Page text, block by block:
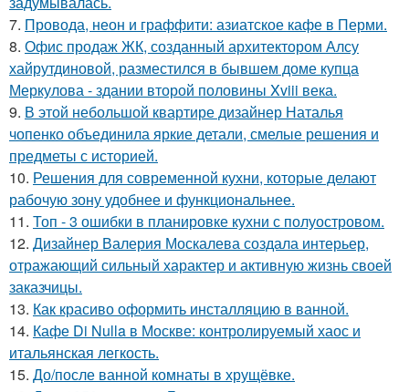
7. Провода, неон и граффити: азиатское кафе в Перми.
8. Офис продаж ЖК, созданный архитектором Алсу
хайрутдиновой, разместился в бывшем доме купца
Меркулова - здании второй половины Xviii века.
9. В этой небольшой квартире дизайнер Наталья
чопенко объединила яркие детали, смелые решения и
предметы с историей.
10. Решения для современной кухни, которые делают
рабочую зону удобнее и функциональнее.
11. Топ - 3 ошибки в планировке кухни с полуостровом.
12. Дизайнер Валерия Москалева создала интерьер,
отражающий сильный характер и активную жизнь своей
заказчицы.
13. Как красиво оформить инсталляцию в ванной.
14. Кафе Di Nulla в Москве: контролируемый хаос и
итальянская легкость.
15. До/после ванной комнаты в хрущёвке.